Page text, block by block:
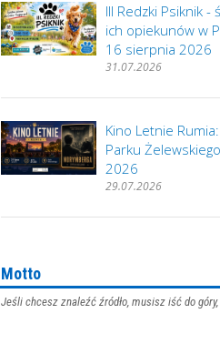
III Redzki Psiknik -
ich opiekunów w
16 sierpnia 2026
31.07.2026
Kino Letnie
Parku
2026
29.07.2026
Motto
Jeśli chcesz znaleźć źródło, musisz iść do